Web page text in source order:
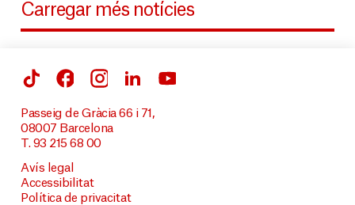
Carregar més notícies
Passeig de Gràcia 66 i 71,
08007 Barcelona
T. 93 215 68 00
Avís legal
Accessibilitat
Política de privacitat